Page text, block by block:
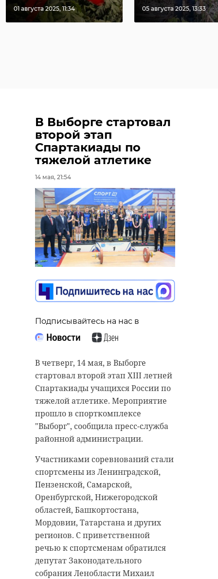
01 августа 2025, 11:34 05 августа 2025, 13:33
В Выборге стартовал
второй этап
Спартакиады по
тяжелой атлетике
14 мая, 21:54
Подписывайтесь на нас в
В четверг, 14 мая, в Выборге
стартовал второй этап XIII летней
Спартакиады учащихся России по
тяжелой атлетике. Мероприятие
прошло в спорткомплексе
"Выборг", сообщила пресс-служба
районной администрации.
Участниками соревнований стали
спортсмены из Ленинградской,
Пензенской, Самарской,
Оренбургской, Нижегородской
областей, Башкортостана,
Мордовии, Татарстана и других
регионов. С приветственной
речью к спортсменам обратился
депутат Законодательного
собрания Ленобласти Михаил